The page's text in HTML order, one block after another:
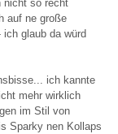
nicht so recht
auf ne große
glaub da würd
ich kannte
mehr wirklich
im Stil von
Sparky nen Kollaps